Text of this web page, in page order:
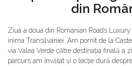
din
Ziua a doua din Romanian Roads
inima Transilvaniei. Am pornit de la
via Valea Verde către destinația finală a
parcurs am învățat și o lecție dură